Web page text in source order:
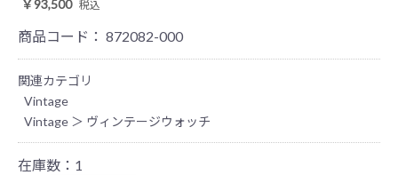
￥93,500 税込
商品コード： 872082-000
関連カテゴリ
Vintage
Vintage ＞ ヴィンテージウォッチ
在庫数：1